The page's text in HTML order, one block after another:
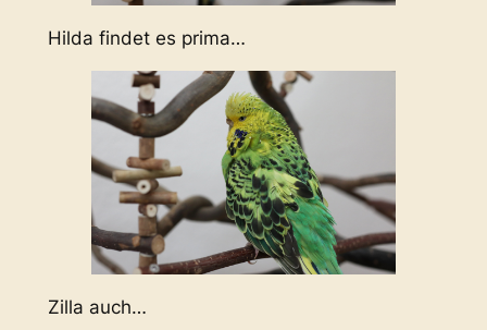
Hilda findet es prima…
Zilla auch…